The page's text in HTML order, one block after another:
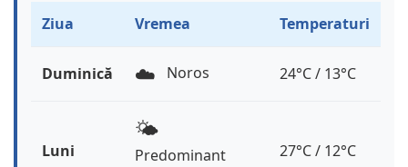
Ziua Vremea Temperaturi
Duminică ☁️ Noros 24°C / 13°C
Luni
🌤️
Predominant
27°C / 12°C